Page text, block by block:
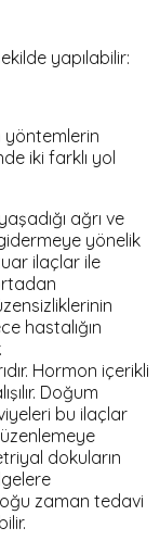
yapılabilir:
yöntemlerin
iki farklı yol
ağrı ve
yönelik
ilaçlar ile
hastalığın
Hormon içerikli
Doğum
bu ilaçlar
dokuların
zaman tedavi